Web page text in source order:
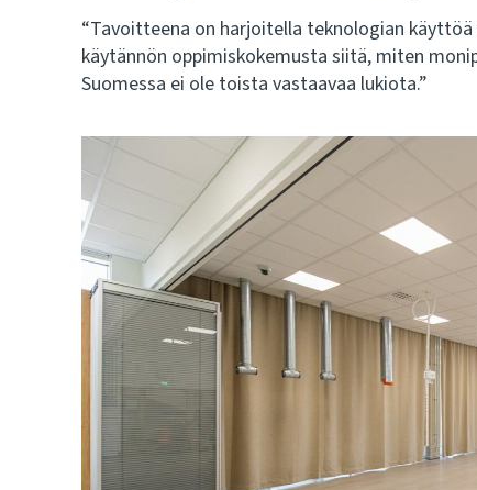
“Tavoitteena on harjoitella teknologian
käytännön oppimiskokemusta siitä, miten
Suomessa ei ole toista vastaavaa lukiota.”